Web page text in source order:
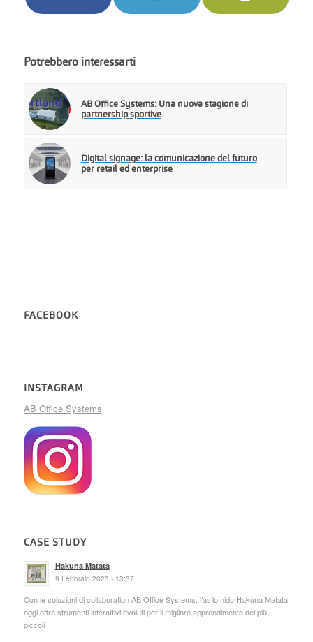
Potrebbero interessarti
AB Office Systems: Una nuova stagione di
partnership sportive
Digital signage: la comunicazione del futuro
per retail ed enterprise
FACEBOOK
INSTAGRAM
AB Office Systems
CASE STUDY
Hakuna Matata
9 Febbraio 2023 - 13:37
Con le soluzioni di collaboration AB Office Systems, l’asilo nido Hakuna Matata
oggi offre strumenti interattivi evoluti per il migliore apprendimento dei più
piccoli